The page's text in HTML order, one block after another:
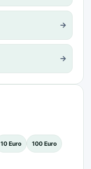
→
→
10 Euro 100 Euro